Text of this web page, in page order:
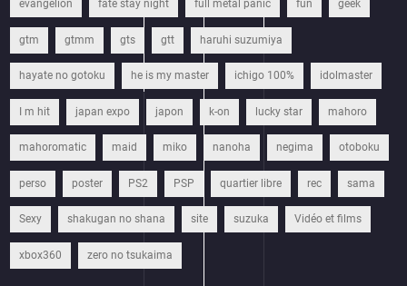
evangelion fate stay night full metal panic fun geek
gtm gtmm gts gtt haruhi suzumiya
hayate no gotoku he is my master ichigo 100% idolmaster
I m hit japan expo japon k-on lucky star mahoro
mahoromatic maid miko nanoha negima otoboku
perso poster PS2 PSP quartier libre rec sama
Sexy shakugan no shana site suzuka Vidéo et films
xbox360 zero no tsukaima